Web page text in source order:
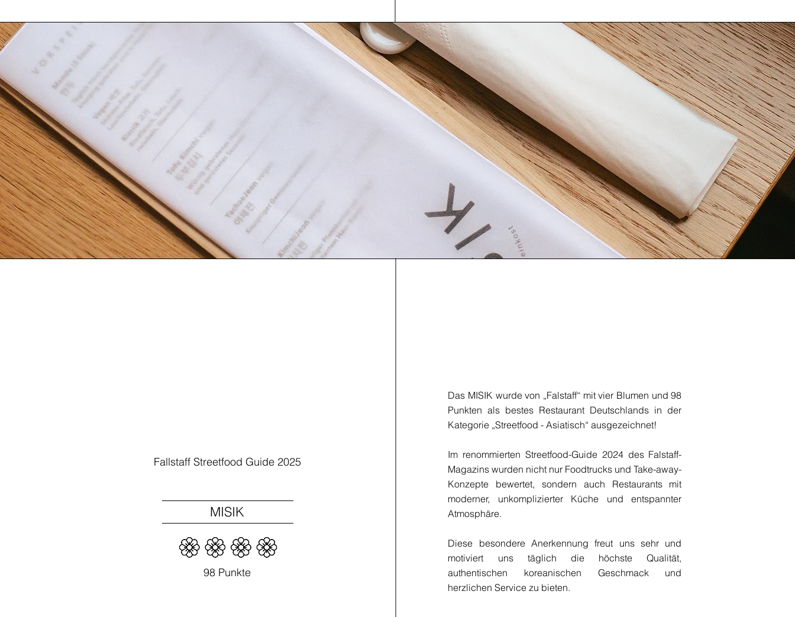
​Fallstaff Streetfood Guide 2025
​MISIK
​98 Punkte
Das MISIK wurde von „Falstaff“ mit vier Blumen und 98
Punkten als bestes Restaurant Deutschlands in der
Kategorie „Streetfood - Asiatisch“ ausgezeichnet!
Im renommierten Streetfood-Guide 2024 des Falstaff-
Magazins wurden nicht nur Foodtrucks und Take-away-
Konzepte bewertet, sondern auch Restaurants mit
moderner, unkomplizierter Küche und entspannter
Atmosphäre.
Diese besondere Anerkennung freut uns sehr und
motiviert uns täglich die höchste Qualität,
authentischen koreanischen Geschmack und
herzlichen Service zu bieten.